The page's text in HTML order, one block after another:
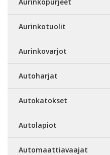
Aurinkotuolit
Aurinkovarjot
Autoharjat
Autokatokset
Autolapiot
Automaattiavaajat